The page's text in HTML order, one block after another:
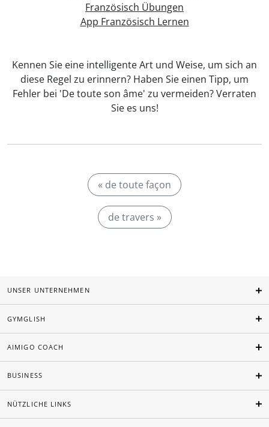
Französisch Übungen
App Französisch Lernen
Kennen Sie eine intelligente Art und Weise, um sich an
diese Regel zu erinnern? Haben Sie einen Tipp, um
Fehler bei 'De toute son âme' zu vermeiden? Verraten
Sie es uns!
« de toute façon
de travers »
UNSER UNTERNEHMEN
GYMGLISH
AIMIGO COACH
BUSINESS
NÜTZLICHE LINKS